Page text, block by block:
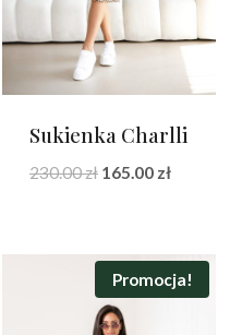
Sukienka Charlli
230.00zł Pierwotna
230.00 zł.
165.00 złAktualna
165.00 zł.
Promocja!